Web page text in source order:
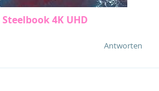
4K UHD
Antworten